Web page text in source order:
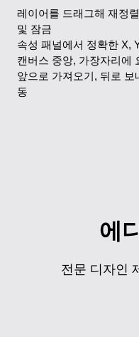
레이어를 드래그해 재정
및 잠금
속성 패널에서 정확한 X,
캔버스 중앙, 가장자리에
앞으로 가져오기, 뒤로
동
에
전문 디자인